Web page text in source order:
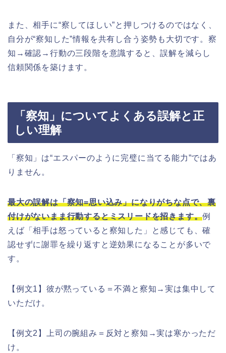
また、相手に“察してほしい”と押しつけるのではなく、
自分が“察知した”情報を共有し合う姿勢も大切です。察
知→確認→行動の三段階を意識すると、誤解を減らし
信頼関係を築けます。
「察知」についてよくある誤解と正
しい理解
「察知」は“エスパーのように完璧に当てる能力”ではあ
りません。
最大の誤解は「察知=思い込み」になりがちな点で、裏
付けがないまま行動するとミスリードを招きます。例
えば「相手は怒っていると察知した」と感じても、確
認せずに謝罪を繰り返すと逆効果になることが多いで
す。
【例文1】彼が黙っている＝不満と察知→実は集中して
いただけ。
【例文2】上司の腕組み＝反対と察知→実は寒かっただ
け。